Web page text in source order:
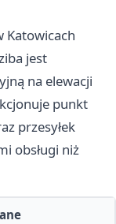
Katowicach
jest
na elewacji
punkt
przesyłek
obsługi niż